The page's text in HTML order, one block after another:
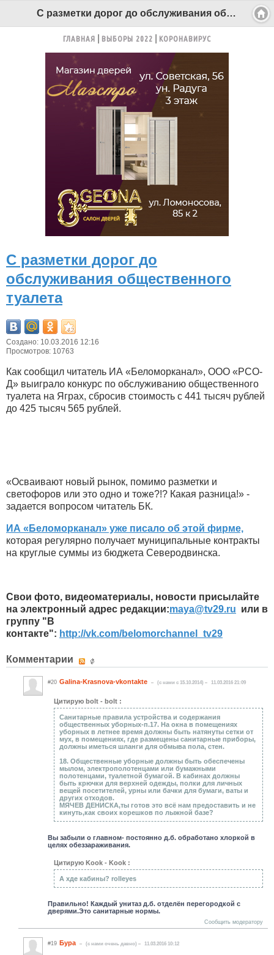
С разметки дорог до обслуживания общественного туалета - Беломорканал Северодвинск tv29.ru
ГЛАВНАЯ ВЫБОРЫ 2022 КОРОНАВИРУС
С разметки дорог до
обслуживания общественного
туалета
Создано: 10.03.2016 12:16
Просмотров: 10763
Как сообщил читатель ИА «Беломорканал», ООО «РСО-
Д» выиграло конкурс по обслуживанию общественного
туалета на Яграх, сбросив стоимость с 441 тысяч рублей
до 425 тысяч 565 рублей.
«Осваивают новый рынок, помимо разметки и
светофоров или это одно и тоже?!? Какая разница!» -
задается вопросом читатель БК.
ИА «Беломорканал» уже писало об этой фирме,
которая регулярно получает муниципальные контракты
на круглые суммы из бюджета Северодвинска.
Свои фото, видеоматериалы, новости присылайте
на электронный адрес редакции:maya​@​tv29.ru или в
группу "В
контакте": http://vk.com/belomorchannel_tv29
Комментарии
#20 Galina-Krasnova-vkontakte (c нами с 15.10.2014) 11.03.2016 21:09
Цитирую bolt - bolt :
Санитарные правила устройства и содержания
общественных уборных-п.17. На окна в помещениях
уборных в летнее время должны быть натянуты сетки от
мух, в помещениях, где размещены санитарные приборы,
должны иметься шланги для обмыва пола, стен.
18. Общественные уборные должны быть обеспечены
мылом, электрополотенцами или бумажными
полотенцами, туалетной бумагой. В кабинах должны
быть крючки для верхней одежды, полки для личных
вещей посетителей, урны или бачки для бумаги, ваты и
других отходов.
МЯЧЕВ ДЕНИСКА,ты готов это всё нам предоставить и не
кинуть,как своих корешков по лыжной базе?
Вы забыли о главном- постоянно д.б. обработано хлоркой в
целях обеззараживания.
Цитирую Kook - Kook :
А хде кабины? rolleyes
Правильно! Каждый унитаз д.б. отделён перегородкой с
дверями.Это санитарные нормы.
Сообщить модератору
#19 Бура (c нами очень давно) 11.03.2016 10:12